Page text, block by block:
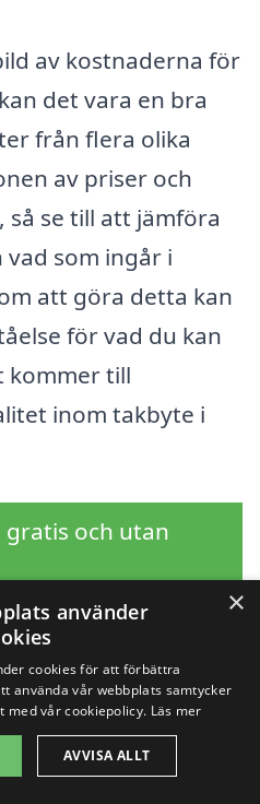
av kostnaderna för
kan det vara en bra
från flera olika
av priser och
se till att jämföra
som ingår i
att göra detta kan
för vad du kan
kommer till
inom takbyte i
gratis och utan
för
×
använder
cookies för att förbättra
använda vår webbplats samtycker
med vår cookiepolicy. Läs mer
AVVISA ALLT